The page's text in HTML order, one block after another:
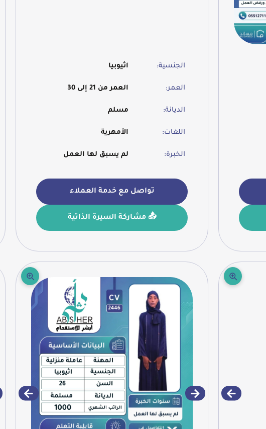
الجنسية: اثيوبيا
العمر: العمر من 21 إلى 30
الديانة: مسلم
اللغات: الأمهرية
الخبرة: لم يسبق لها العمل
تواصل مع خدمة العملاء
📤 مشاركة السيرة الذاتية